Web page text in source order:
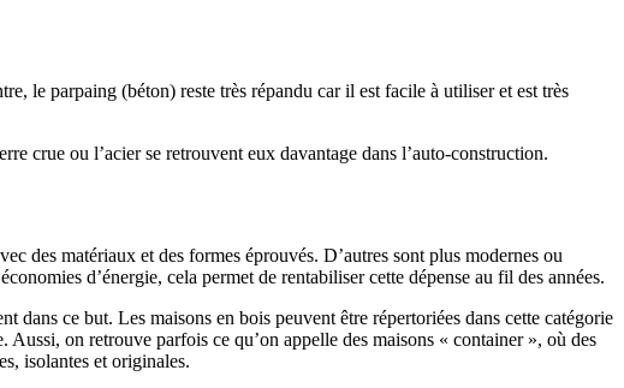
le parpaing (béton) reste très répandu car il est facile à utiliser et est très
crue ou l’acier se retrouvent eux davantage dans l’auto-construction.
des matériaux et des formes éprouvés. D’autres sont plus modernes ou
d’énergie, cela permet de rentabiliser cette dépense au fil des années.
dans ce but. Les maisons en bois peuvent être répertoriées dans cette catégorie
Aussi, on retrouve parfois ce qu’on appelle des maisons « container », où des
isolantes et originales.